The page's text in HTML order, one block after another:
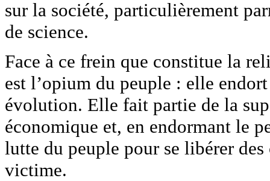
sur la société, particulièrement
de science.
Face à ce frein que constitue la
est l’opium du peuple : elle
évolution. Elle fait partie de la
économique et, en endormant le
lutte du peuple pour se libérer
victime.